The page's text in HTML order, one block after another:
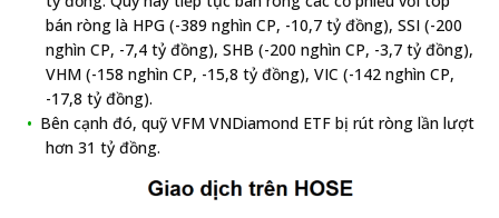
bán ròng là HPG (-389 nghìn CP, -10,7 tỷ đồng), SSI (-200
nghìn CP, -7,4 tỷ đồng), SHB (-200 nghìn CP, -3,7 tỷ đồng),
VHM (-158 nghìn CP, -15,8 tỷ đồng), VIC (-142 nghìn CP,
-17,8 tỷ đồng).
Bên cạnh đó, quỹ VFM VNDiamond ETF bị rút ròng lần lượt
hơn 31 tỷ đồng.